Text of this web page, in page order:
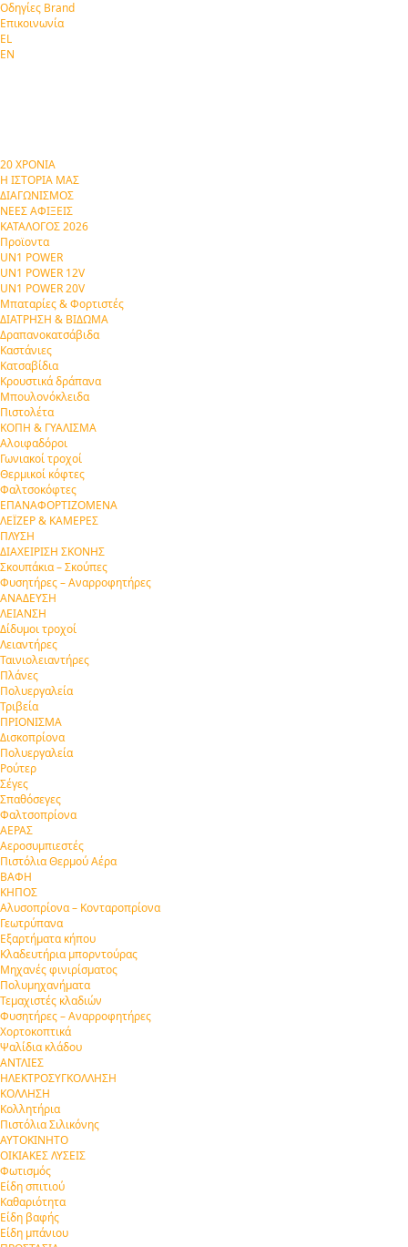
Οδηγίες Brand
Επικοινωνία
EL
EN
20 ΧΡΟΝΙΑ
Η ΙΣΤΟΡΙΑ ΜΑΣ
ΔΙΑΓΩΝΙΣΜΟΣ
ΝΕΕΣ ΑΦΙΞΕΙΣ
ΚΑΤΑΛΟΓΟΣ 2026
Προϊοντα
UN1 POWER
UN1 POWER 12V
UN1 POWER 20V
Μπαταρίες & Φορτιστές
ΔΙΑΤΡΗΣΗ & ΒΙΔΩΜΑ
Δραπανοκατσάβιδα
Καστάνιες
Κατσαβίδια
Κρουστικά δράπανα
Μπουλονόκλειδα
Πιστολέτα
ΚΟΠΗ & ΓΥΑΛΙΣΜΑ
Αλοιφαδόροι
Γωνιακοί τροχοί
Θερμικοί κόφτες
Φαλτσοκόφτες
ΕΠΑΝΑΦΟΡΤΙΖΟΜΕΝΑ
ΛΕΪΖΕΡ & ΚΑΜΕΡΕΣ
ΠΛΥΣΗ
ΔΙΑΧΕΙΡΙΣΗ ΣΚΟΝΗΣ
Σκουπάκια – Σκούπες
Φυσητήρες – Αναρροφητήρες
ΑΝΑΔΕΥΣΗ
ΛΕΙΑΝΣΗ
Δίδυμοι τροχοί
Λειαντήρες
Ταινιολειαντήρες
Πλάνες
Πολυεργαλεία
Τριβεία
ΠΡΙΟΝΙΣΜΑ
Δισκοπρίονα
Πολυεργαλεία
Ρούτερ
Σέγες
Σπαθόσεγες
Φαλτσοπρίονα
ΑΕΡΑΣ
Αεροσυμπιεστές
Πιστόλια Θερμού Αέρα
ΒΑΦΗ
ΚΗΠΟΣ
Αλυσοπρίονα – Κονταροπρίονα
Γεωτρύπανα
Εξαρτήματα κήπου
Κλαδευτήρια μπορντούρας
Μηχανές φινιρίσματος
Πολυμηχανήματα
Τεμαχιστές κλαδιών
Φυσητήρες – Αναρροφητήρες
Χορτοκοπτικά
Ψαλίδια κλάδου
ΑΝΤΛΙΕΣ
ΗΛΕΚΤΡΟΣΥΓΚΟΛΛΗΣΗ
ΚΟΛΛΗΣΗ
Κολλητήρια
Πιστόλια Σιλικόνης
ΑΥΤΟΚΙΝΗΤΟ
ΟΙΚΙΑΚΕΣ ΛΥΣΕΙΣ
Φωτισμός
Είδη σπιτιού
Καθαριότητα
Είδη βαφής
Είδη μπάνιου